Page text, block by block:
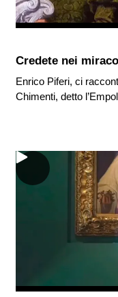
Credete nei
Enrico Piferi, ci
Chimenti, detto